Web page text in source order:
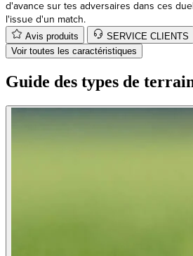
Avis produits
SERVICE CLIENTS
Voir toutes les caractéristiques
Guide des types de terrains